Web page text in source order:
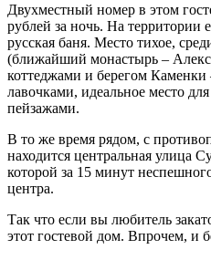
Двухместный номер в этом
рублей за ночь. На территории
русская баня. Место тихое,
(ближайший монастырь –
коттеджами и берегом Каменки
лавочками, идеальное место
пейзажами.
В то же время рядом, с
находится центральная улица
которой за 15 минут
центра.
Так что если вы любитель
этот гостевой дом. Впрочем, и